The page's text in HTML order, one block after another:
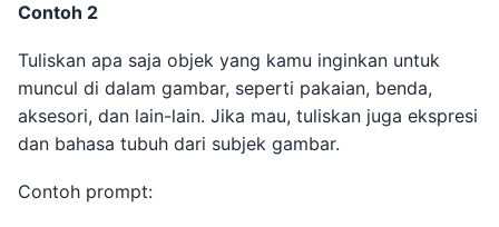
Contoh 2
Tuliskan apa saja objek yang kamu inginkan untuk
muncul di dalam gambar, seperti pakaian, benda,
aksesori, dan lain-lain. Jika mau, tuliskan juga ekspresi
dan bahasa tubuh dari subjek gambar.
Contoh prompt: